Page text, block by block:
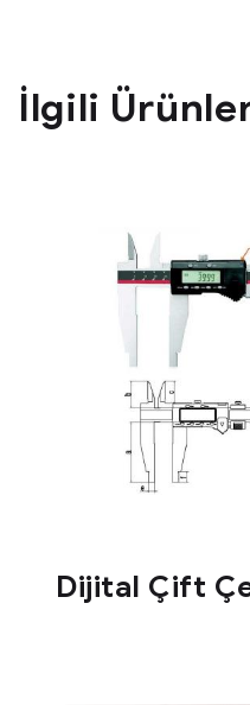
İlgili
Dijital Çift